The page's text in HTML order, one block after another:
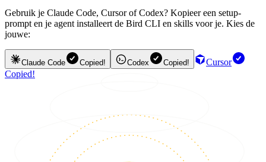
Gebruik je Claude Code, Cursor of Codex? Kopieer een setup-
prompt en je agent installeert de Bird CLI en skills voor je. Kies de
jouwe:
Claude Code Copied! Codex Copied!
Cursor
Copied!